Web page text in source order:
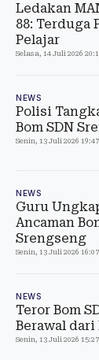
Ledakan
88: Terduga
Pelajar
Selasa, 14 Juli 2026
NEWS
Polisi
Bom SDN
Senin, 13 Juli 2026
NEWS
Guru
Ancaman
Srengseng
Senin, 13 Juli 2026
NEWS
Teror Bom
Berawal dari
Senin, 13 Juli 2026